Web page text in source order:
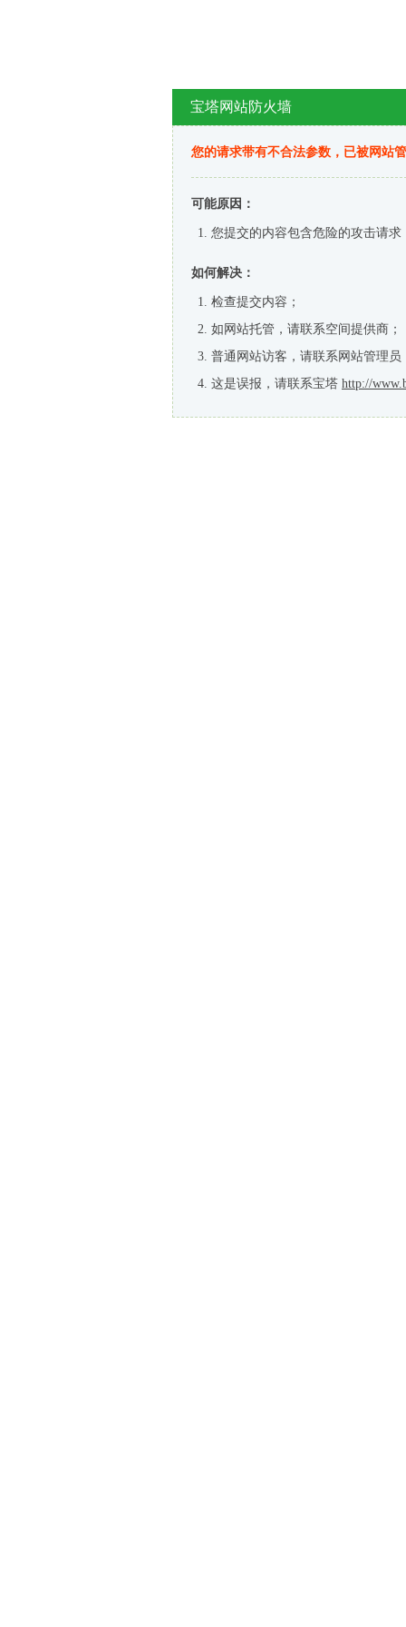
宝塔网站防火墙
您的请求带有不合法参数，已被网站
可能原因：
您提交的内容包含危险的攻击请求
如何解决：
检查提交内容；
如网站托管，请联系空间提供商；
普通网站访客，请联系网站管理员
这是误报，请联系宝塔 http://